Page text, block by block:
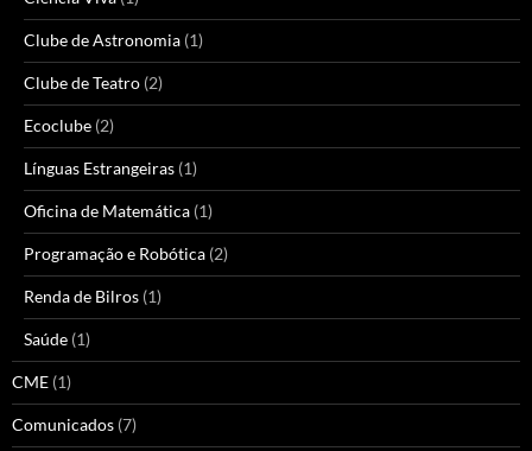
Clube de Astronomia (1)
Clube de Teatro (2)
Ecoclube (2)
Línguas Estrangeiras (1)
Oficina de Matemática (1)
Programação e Robótica (2)
Renda de Bilros (1)
Saúde (1)
CME (1)
Comunicados (7)